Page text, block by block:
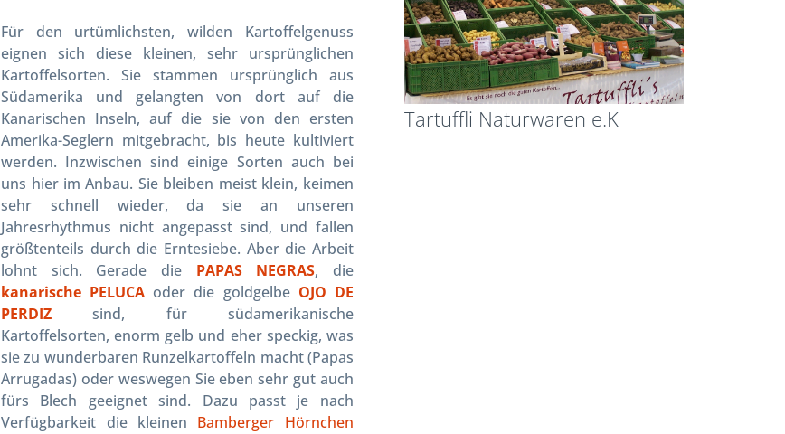
Für den urtümlichsten, wilden Kartoffelgenuss
eignen sich diese kleinen, sehr ursprünglichen
Kartoffelsorten. Sie stammen ursprünglich aus
Südamerika und gelangten von dort auf die
Kanarischen Inseln, auf die sie von den ersten
Amerika-Seglern mitgebracht, bis heute kultiviert
werden. Inzwischen sind einige Sorten auch bei
uns hier im Anbau. Sie bleiben meist klein, keimen
sehr schnell wieder, da sie an unseren
Jahresrhythmus nicht angepasst sind, und fallen
größtenteils durch die Erntesiebe. Aber die Arbeit
lohnt sich. Gerade die PAPAS NEGRAS, die
kanarische PELUCA oder die goldgelbe OJO DE
PERDIZ sind, für südamerikanische
Kartoffelsorten, enorm gelb und eher speckig, was
sie zu wunderbaren Runzelkartoffeln macht (Papas
Arrugadas) oder weswegen Sie eben sehr gut auch
fürs Blech geeignet sind. Dazu passt je nach
Verfügbarkeit die kleinen Bamberger Hörnchen
Tartuffli Naturwaren e.K